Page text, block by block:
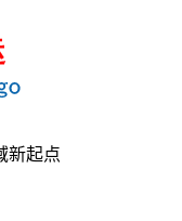
新起点